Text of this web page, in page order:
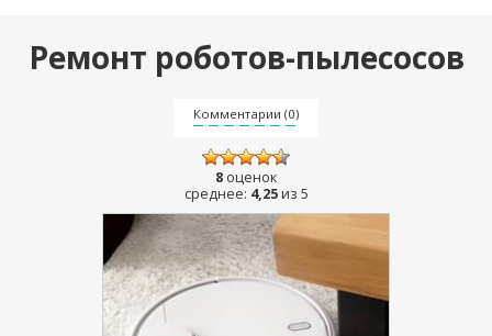
Ремонт роботов-пылесосов
Комментарии (0)
8 оценок
среднее: 4,25из 5